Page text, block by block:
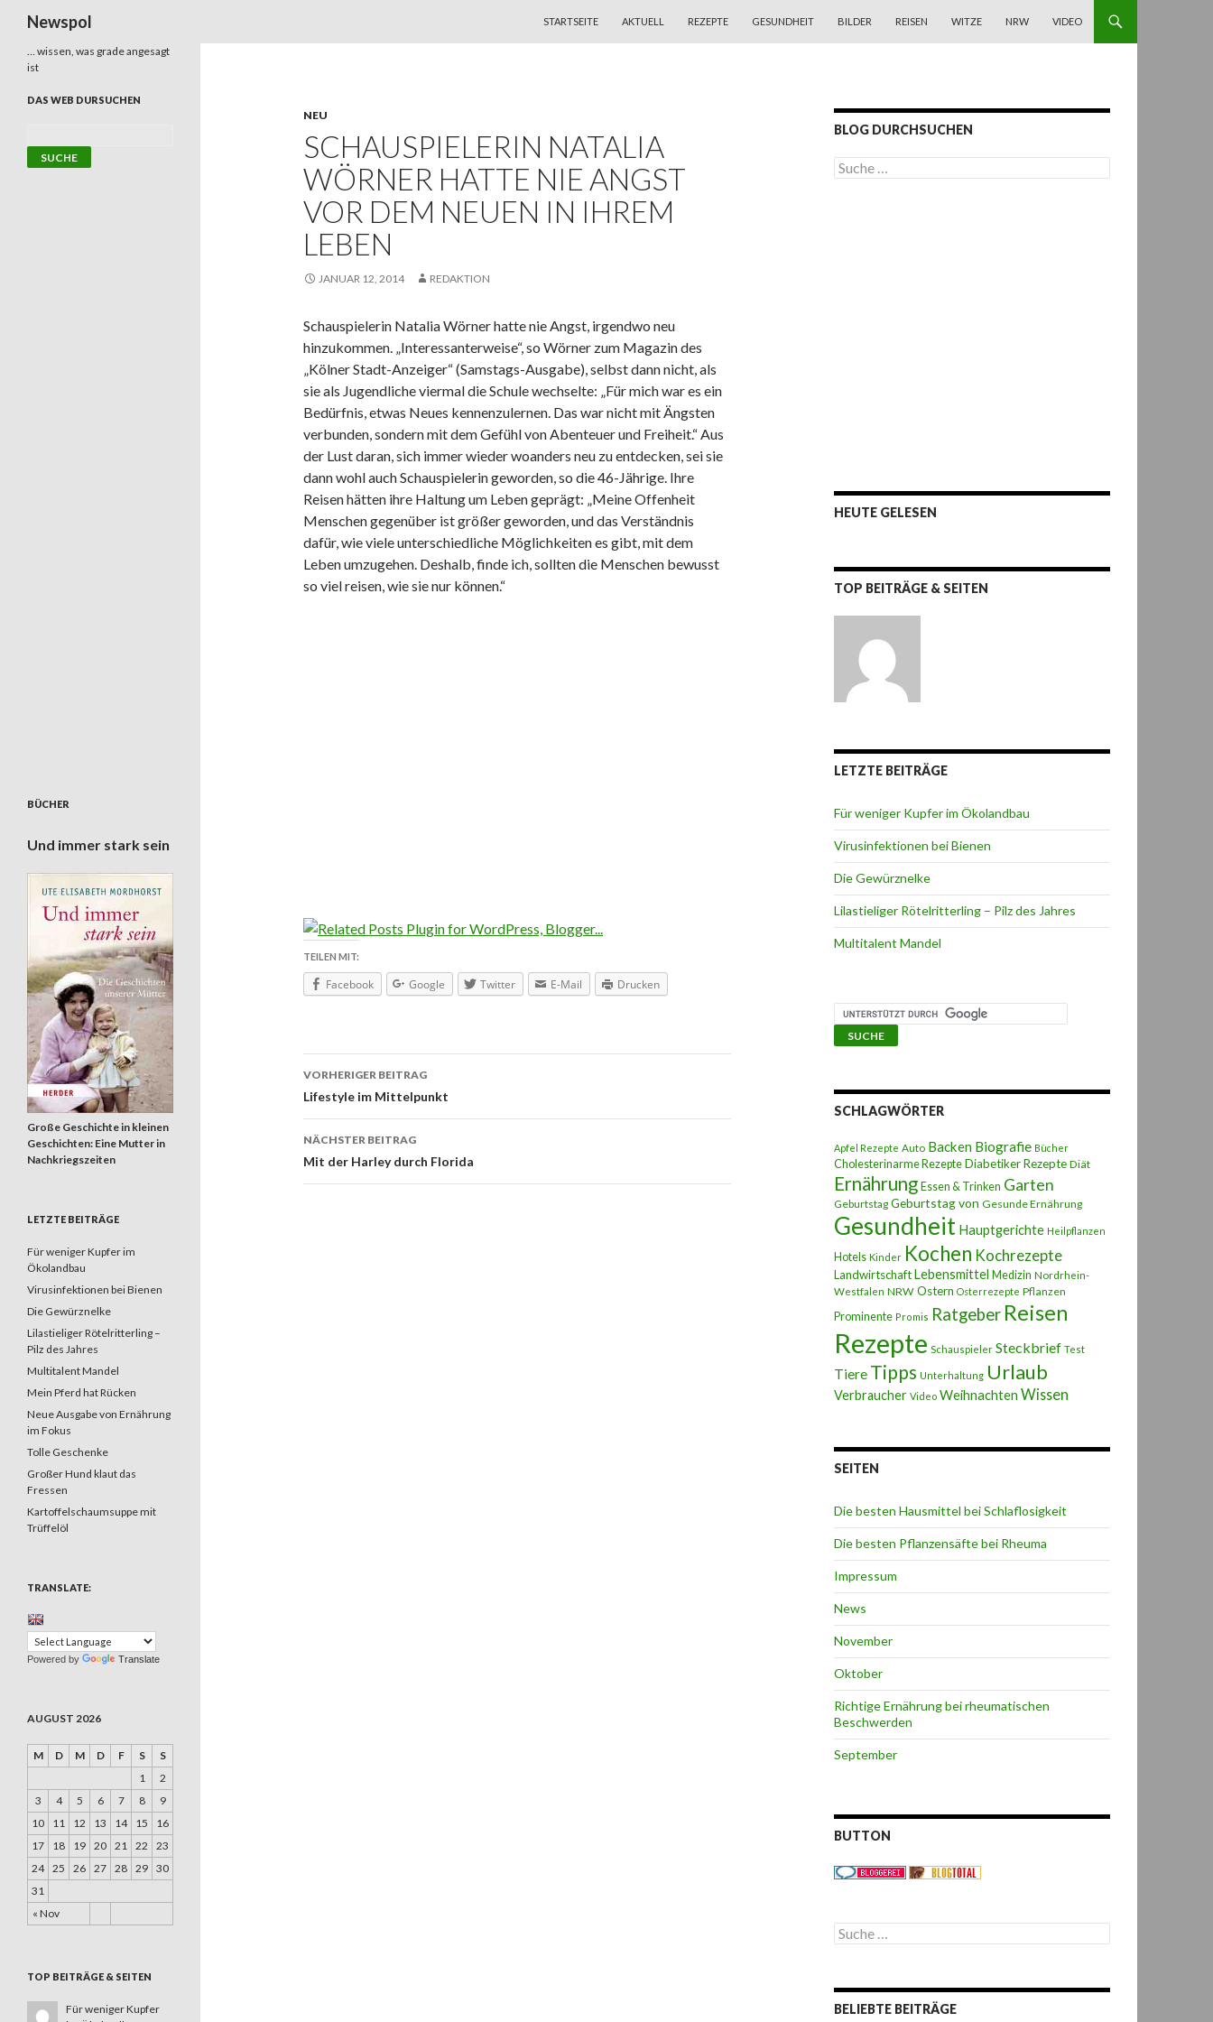
Newspol
STARTSEITE
AKTUELL REZEPTE GESUNDHEIT BILDER REISEN WITZE NRW VIDEO
NEU
SCHAUSPIELERIN NATALIA
WÖRNER HATTE NIE ANGST
VOR DEM NEUEN IN IHREM
LEBEN
JANUAR 12, 2014 REDAKTION
Schauspielerin Natalia Wörner hatte nie Angst, irgendwo neu
hinzukommen. „Interessanterweise“, so Wörner zum Magazin des
„Kölner Stadt-Anzeiger“ (Samstags-Ausgabe), selbst dann nicht, als
sie als Jugendliche viermal die Schule wechselte: „Für mich war es ein
Bedürfnis, etwas Neues kennenzulernen. Das war nicht mit Ängsten
verbunden, sondern mit dem Gefühl von Abenteuer und Freiheit.“ Aus
der Lust daran, sich immer wieder woanders neu zu entdecken, sei sie
dann wohl auch Schauspielerin geworden, so die 46-Jährige. Ihre
Reisen hätten ihre Haltung um Leben geprägt: „Meine Offenheit
Menschen gegenüber ist größer geworden, und das Verständnis
dafür, wie viele unterschiedliche Möglichkeiten es gibt, mit dem
Leben umzugehen. Deshalb, finde ich, sollten die Menschen bewusst
so viel reisen, wie sie nur können.“
TEILEN MIT:
Facebook Google Twitter E-Mail Drucken
Beitragsnavigation
VORHERIGER BEITRAG
Lifestyle im Mittelpunkt
NÄCHSTER BEITRAG
Mit der Harley durch Florida
BLOG DURCHSUCHEN
S
u
HEUTE GELESEN
TOP BEITRÄGE & SEITEN
LETZTE BEITRÄGE
Für weniger Kupfer im Ökolandbau
Virusinfektionen bei Bienen
Die Gewürznelke
Lilastieliger Rötelritterling – Pilz des Jahres
Multitalent Mandel
SCHLAGWÖRTER
Apfel Rezepte Auto Backen Biografie Bücher
Cholesterinarme Rezepte Diabetiker Rezepte Diät
Ernährung Essen & Trinken Garten
Geburtstag Geburtstag von Gesunde Ernährung
Gesundheit Hauptgerichte Heilpflanzen
Hotels Kinder Kochen Kochrezepte
LandwirtschaftLebensmittel Medizin Nordrhein-
Westfalen NRW Ostern Osterrezepte Pflanzen
Prominente Promis Ratgeber Reisen
Rezepte Schauspieler Steckbrief Test
Tiere Tipps Unterhaltung Urlaub
Verbraucher Video Weihnachten Wissen
SEITEN
Die besten Hausmittel bei Schlaflosigkeit
Die besten Pflanzensäfte bei Rheuma
Impressum
News
November
Oktober
Richtige Ernährung bei rheumatischen
Beschwerden
September
BUTTON
S
u
e
n
BELIEBTE BEITRÄGE
… wissen, was grade angesagt
ist
DAS WEB DURSUCHEN
BÜCHER
Und immer stark sein
Große Geschichte in kleinen
Geschichten: Eine Mutter in
Nachkriegszeiten
LETZTE BEITRÄGE
Für weniger Kupfer im
Ökolandbau
Virusinfektionen bei Bienen
Die Gewürznelke
Lilastieliger Rötelritterling –
Pilz des Jahres
Multitalent Mandel
Mein Pferd hat Rücken
Neue Ausgabe von Ernährung
im Fokus
Tolle Geschenke
Großer Hund klaut das
Fressen
Kartoffelschaumsuppe mit
Trüffelöl
TRANSLATE:
Powered by Translate
AUGUST 2026
M D M D F S S
« Nov
1
2
3
4 5 6 7 8
9
10
11 12 13 14 15
16
17
18 19 20 21 22
23
24 25 26 27 28 29 30
31
TOP BEITRÄGE & SEITEN
Für weniger Kupfer